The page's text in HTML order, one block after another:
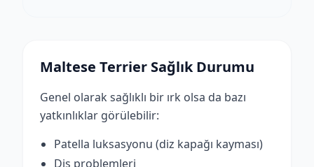
Maltese Terrier Sağlık Durumu
Genel olarak sağlıklı bir ırk olsa da bazı
yatkınlıklar görülebilir:
Patella luksasyonu (diz kapağı kayması)
Diş problemleri